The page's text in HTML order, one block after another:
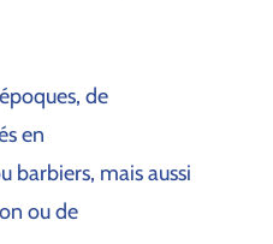
de
en
barbiers, mais aussi
ou de